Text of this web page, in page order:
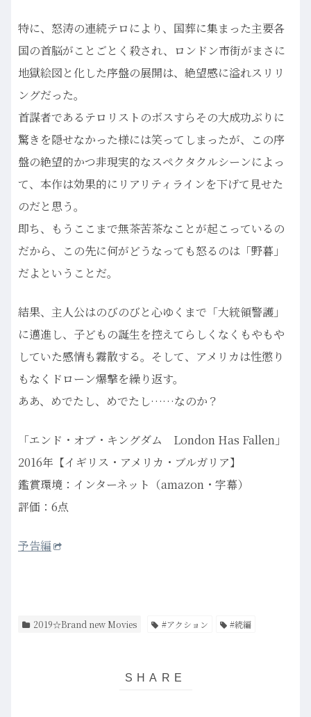
特に、怒涛の連続テロにより、国葬に集まった主要各
国の首脳がことごとく殺され、ロンドン市街がまさに
地獄絵図と化した序盤の展開は、絶望感に溢れスリリ
ングだった。
首謀者であるテロリストのボスすらその大成功ぶりに
驚きを隠せなかった様には笑ってしまったが、この序
盤の絶望的かつ非現実的なスペクタクルシーンによっ
て、本作は効果的にリアリティラインを下げて見せた
のだと思う。
即ち、もうここまで無茶苦茶なことが起こっているの
だから、この先に何がどうなっても怒るのは「野暮」
だよということだ。
結果、主人公はのびのびと心ゆくまで「大統領警護」
に邁進し、子どもの誕生を控えてらしくなくもやもや
していた感情も霧散する。そして、アメリカは性懲り
もなくドローン爆撃を繰り返す。
ああ、めでたし、めでたし……なのか？
「エンド・オブ・キングダム London Has Fallen」
2016年【イギリス・アメリカ・ブルガリア】
鑑賞環境：インターネット（amazon・字幕）
評価：6点
予告編
2019☆Brand new Movies #アクション #続編